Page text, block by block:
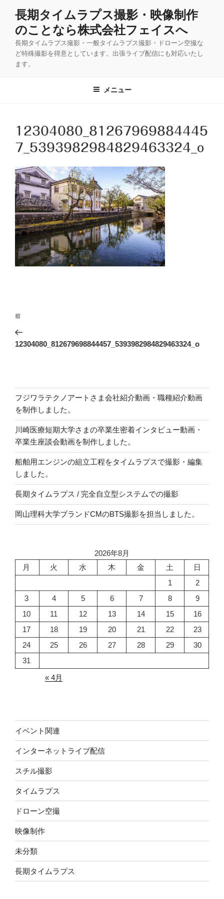
長期タイムラプス撮影・映像制作
のことなら株式会社フェイスへ
長期タイムラプス撮影・一般タイムラプス撮影・ドローン空撮な
ど特殊撮影を得意としています。出張ライブ配信にも対応いたし
ます。
メニュー
12304080_81267969884445
7_5393982984829463324_o
ナ
シ
ョ
ン
前
の
投
前
12304080_812679698844457_5393982984829463324_o
フジワラテクノアートさま会社紹介動画・職種紹介動画
を制作しました。
川崎医療短期大学さまの卒業生密着インタビュー動画・
卒業生座談会動画を制作しました。
船舶用エンジンの組立工程をタイムラプスで撮影・編集
しました。
長期タイムラプス / 完全自立型システムでの撮影
岡山理科大学ブランドCMのBTS撮影を担当しました。
2026年8月
月
火 水 木 金 土
日
1
2
3
4 5 6 7 8
9
10
11 12 13 14 15
16
17
18 19 20 21 22
23
24
25 26 27 28 29
30
31
« 4月
イベント関連
インターネットライブ配信
スチル撮影
タイムラプス
ドローン空撮
映像制作
未分類
長期タイムラプス